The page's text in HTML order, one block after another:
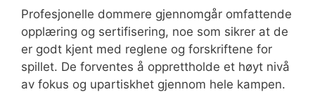
Profesjonelle dommere gjennomgår omfattende
opplæring og sertifisering, noe som sikrer at de
er godt kjent med reglene og forskriftene for
spillet. De forventes å opprettholde et høyt nivå
av fokus og upartiskhet gjennom hele kampen.